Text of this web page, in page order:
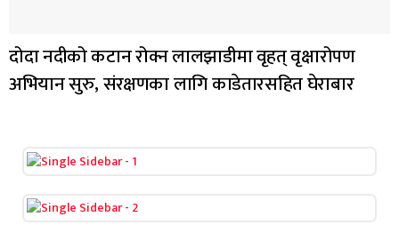
दोदा नदीको कटान रोक्न लालझाडीमा वृहत् वृक्षारोपण
अभियान सुरु, संरक्षणका लागि काडेतारसहित घेराबार